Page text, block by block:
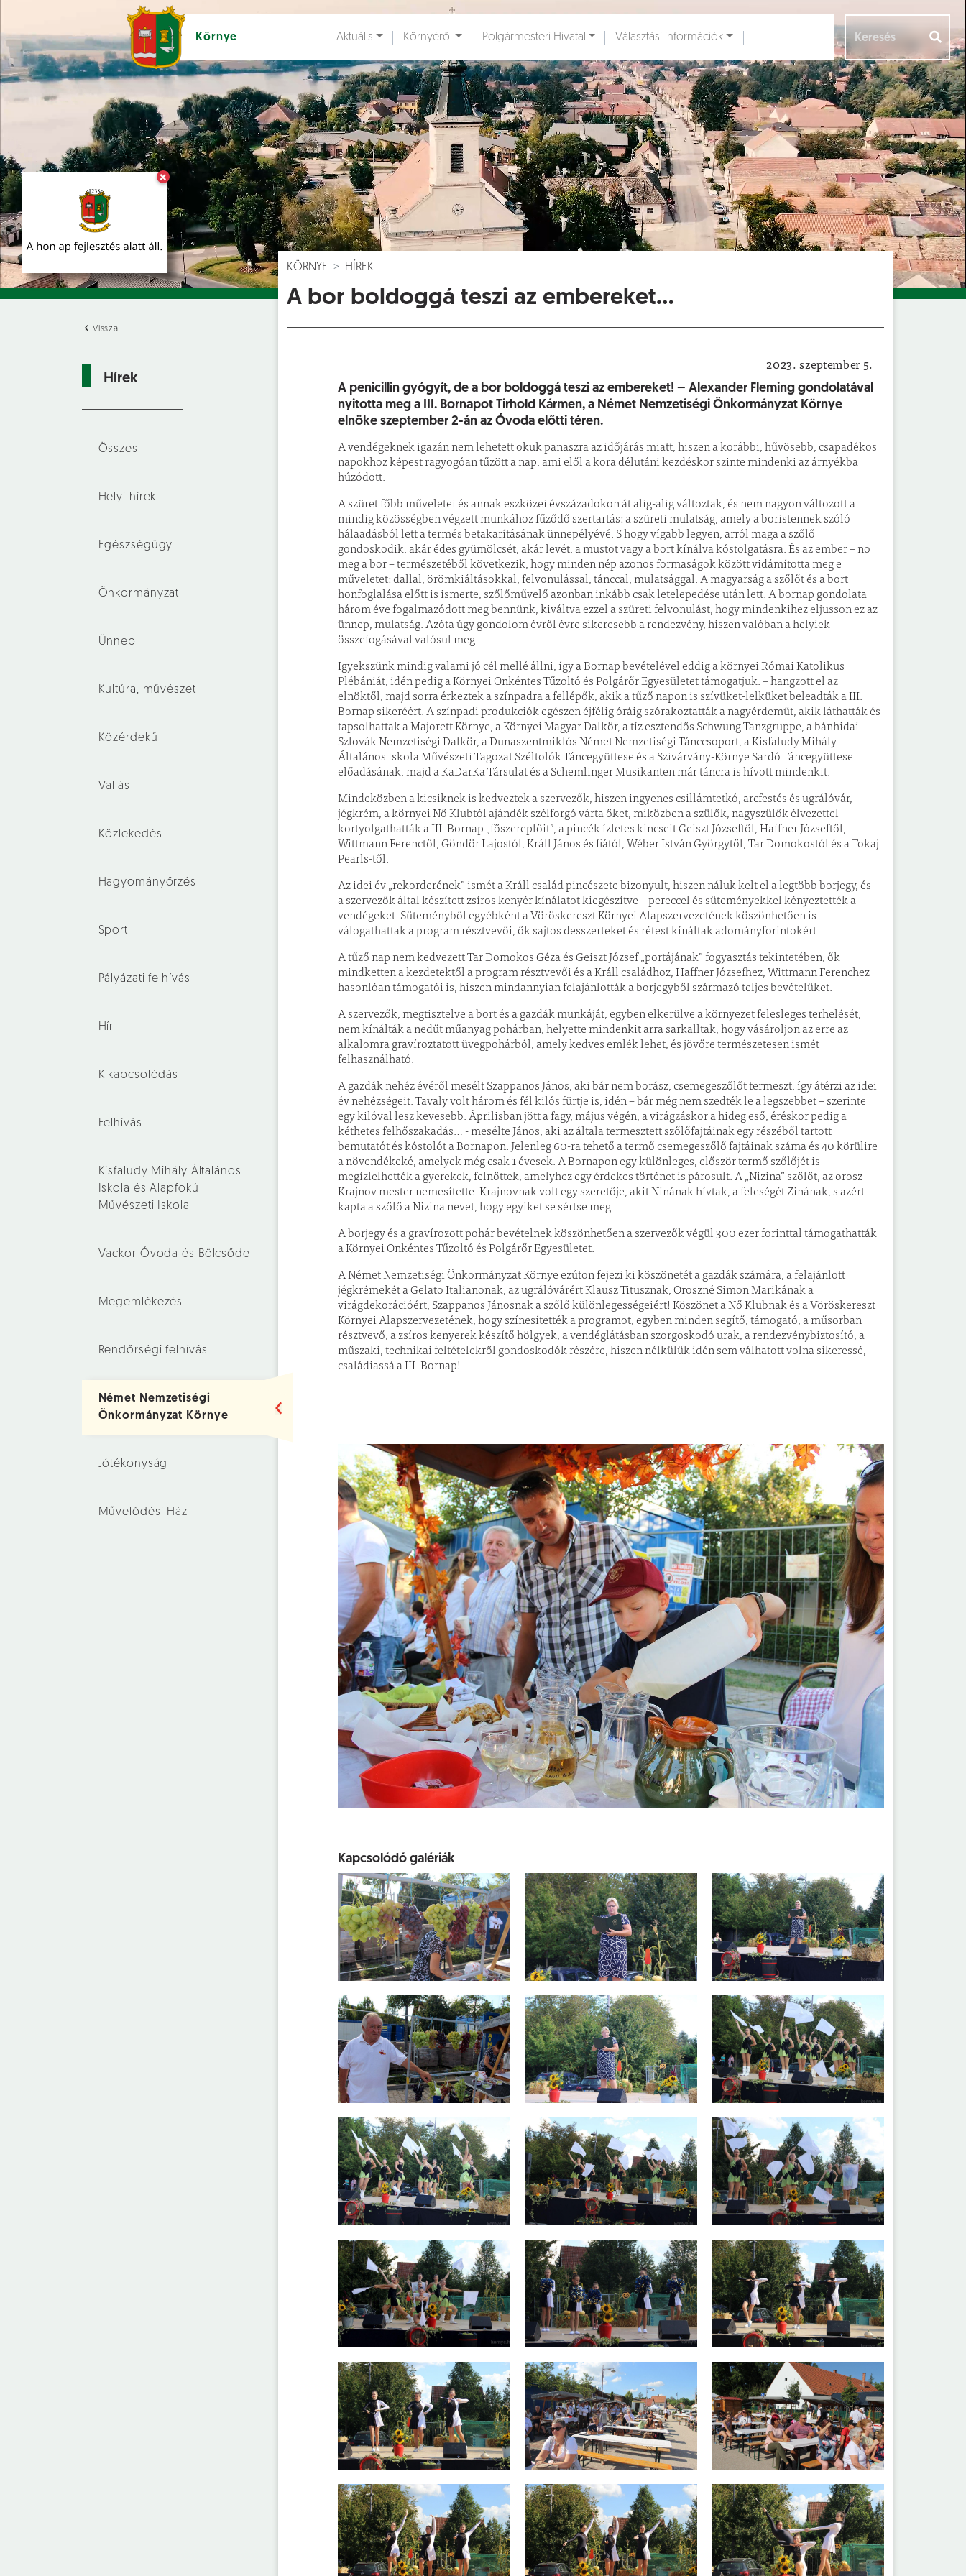
×
Környe
Ugrás a fő tartalomhoz
Aktuális Környéről Polgármesteri Hivatal Választási információk
Vissza
Hírek
Összes
Helyi hírek
Egészségügy
Önkormányzat
Ünnep
Kultúra, művészet
Közérdekű
Vallás
Közlekedés
Hagyományőrzés
Sport
Pályázati felhívás
Hír
Kikapcsolódás
Felhívás
Kisfaludy Mihály Általános
Iskola és Alapfokú
Művészeti Iskola
Vackor Óvoda és Bölcsőde
Megemlékezés
Rendőrségi felhívás
Német Nemzetiségi
Önkormányzat Környe
Jótékonyság
Művelődési Ház
KÖRNYE HÍREK
A bor boldoggá teszi az embereket…
Német Nemzetiségi Önkormányzat Környe
2023. szeptember 5.
A penicillin gyógyít, de a bor boldoggá teszi az embereket! – Alexander Fleming gondolatával
nyitotta meg a III. Bornapot Tirhold Kármen, a Német Nemzetiségi Önkormányzat Környe
elnöke szeptember 2-án az Óvoda előtti téren.
A vendégeknek igazán nem lehetett okuk panaszra az időjárás miatt, hiszen a korábbi, hűvösebb, csapadékos
napokhoz képest ragyogóan tűzött a nap, ami elől a kora délutáni kezdéskor szinte mindenki az árnyékba
húzódott.
A szüret főbb műveletei és annak eszközei évszázadokon át alig-alig változtak, és nem nagyon változott a
mindig közösségben végzett munkához fűződő szertartás: a szüreti mulatság, amely a boristennek szóló
hálaadásból lett a termés betakarításának ünnepélyévé. S hogy vígabb legyen, arról maga a szőlő
gondoskodik, akár édes gyümölcsét, akár levét, a mustot vagy a bort kínálva kóstolgatásra. És az ember – no
meg a bor – természetéből következik, hogy minden nép azonos formaságok között vidámította meg e
műveletet: dallal, örömkiáltásokkal, felvonulással, tánccal, mulatsággal. A magyarság a szőlőt és a bort
honfoglalása előtt is ismerte, szőlőművelő azonban inkább csak letelepedése után lett. A bornap gondolata
három éve fogalmazódott meg bennünk, kiváltva ezzel a szüreti felvonulást, hogy mindenkihez eljusson ez az
ünnep, mulatság. Azóta úgy gondolom évről évre sikeresebb a rendezvény, hiszen valóban a helyiek
összefogásával valósul meg.
Igyekszünk mindig valami jó cél mellé állni, így a Bornap bevételével eddig a környei Római Katolikus
Plébániát, idén pedig a Környei Önkéntes Tűzoltó és Polgárőr Egyesületet támogatjuk. – hangzott el az
elnöktől, majd sorra érkeztek a színpadra a fellépők, akik a tűző napon is szívüket-lelküket beleadták a III.
Bornap sikeréért. A színpadi produkciók egészen éjfélig óráig szórakoztatták a nagyérdeműt, akik láthatták és
tapsolhattak a Majorett Környe, a Környei Magyar Dalkör, a tíz esztendős Schwung Tanzgruppe, a bánhidai
Szlovák Nemzetiségi Dalkör, a Dunaszentmiklós Német Nemzetiségi Tánccsoport, a Kisfaludy Mihály
Általános Iskola Művészeti Tagozat Széltolók Táncegyüttese és a Szivárvány-Környe Sardó Táncegyüttese
előadásának, majd a KaDarKa Társulat és a Schemlinger Musikanten már táncra is hívott mindenkit.
Mindeközben a kicsiknek is kedveztek a szervezők, hiszen ingyenes csillámtetkó, arcfestés és ugrálóvár,
jégkrém, a környei Nő Klubtól ajándék szélforgó várta őket, miközben a szülők, nagyszülők élvezettel
kortyolgathatták a III. Bornap „főszereplőit”, a pincék ízletes kincseit Geiszt Józseftől, Haffner Józseftől,
Wittmann Ferenctől, Göndör Lajostól, Králl János és fiától, Wéber István Györgytől, Tar Domokostól és a Tokaj
Pearls-től.
Az idei év „rekorderének” ismét a Králl család pincészete bizonyult, hiszen náluk kelt el a legtöbb borjegy, és –
a szervezők által készített zsíros kenyér kínálatot kiegészítve – pereccel és süteményekkel kényeztették a
vendégeket. Süteményből egyébként a Vöröskereszt Környei Alapszervezetének köszönhetően is
válogathattak a program résztvevői, ők sajtos desszerteket és rétest kínáltak adományforintokért.
A tűző nap nem kedvezett Tar Domokos Géza és Geiszt József „portájának” fogyasztás tekintetében, ők
mindketten a kezdetektől a program résztvevői és a Králl családhoz, Haffner Józsefhez, Wittmann Ferenchez
hasonlóan támogatói is, hiszen mindannyian felajánlották a borjegyből származó teljes bevételüket.
A szervezők, megtisztelve a bort és a gazdák munkáját, egyben elkerülve a környezet felesleges terhelését,
nem kínálták a nedűt műanyag pohárban, helyette mindenkit arra sarkalltak, hogy vásároljon az erre az
alkalomra gravíroztatott üvegpohárból, amely kedves emlék lehet, és jövőre természetesen ismét
felhasználható.
A gazdák nehéz évéről mesélt Szappanos János, aki bár nem borász, csemegeszőlőt termeszt, így átérzi az idei
év nehézségeit. Tavaly volt három és fél kilós fürtje is, idén – bár még nem szedték le a legszebbet – szerinte
egy kilóval lesz kevesebb. Áprilisban jött a fagy, május végén, a virágzáskor a hideg eső, éréskor pedig a
kéthetes felhőszakadás… - mesélte János, aki az általa termesztett szőlőfajtáinak egy részéből tartott
bemutatót és kóstolót a Bornapon. Jelenleg 60-ra tehető a termő csemegeszőlő fajtáinak száma és 40 körülire
a növendékeké, amelyek még csak 1 évesek. A Bornapon egy különleges, először termő szőlőjét is
megízlelhették a gyerekek, felnőttek, amelyhez egy érdekes történet is párosult. A „Nizina” szőlőt, az orosz
Krajnov mester nemesítette. Krajnovnak volt egy szeretője, akit Ninának hívtak, a feleségét Zinának, s azért
kapta a szőlő a Nizina nevet, hogy egyiket se sértse meg.
A borjegy és a gravírozott pohár bevételnek köszönhetően a szervezők végül 300 ezer forinttal támogathatták
a Környei Önkéntes Tűzoltó és Polgárőr Egyesületet.
A Német Nemzetiségi Önkormányzat Környe ezúton fejezi ki köszönetét a gazdák számára, a felajánlott
jégkrémekét a Gelato Italianonak, az ugrálóvárért Klausz Titusznak, Oroszné Simon Marikának a
virágdekorációért, Szappanos Jánosnak a szőlő különlegességeiért! Köszönet a Nő Klubnak és a Vöröskereszt
Környei Alapszervezetének, hogy színesítették a programot, egyben minden segítő, támogató, a műsorban
résztvevő, a zsíros kenyerek készítő hölgyek, a vendéglátásban szorgoskodó urak, a rendezvénybiztosító, a
műszaki, technikai feltételekről gondoskodók részére, hiszen nélkülük idén sem válhatott volna sikeressé,
családiassá a III. Bornap!
Kapcsolódó galériák
Hírek [ Események [] Dokumentumok [] Aloldalak []